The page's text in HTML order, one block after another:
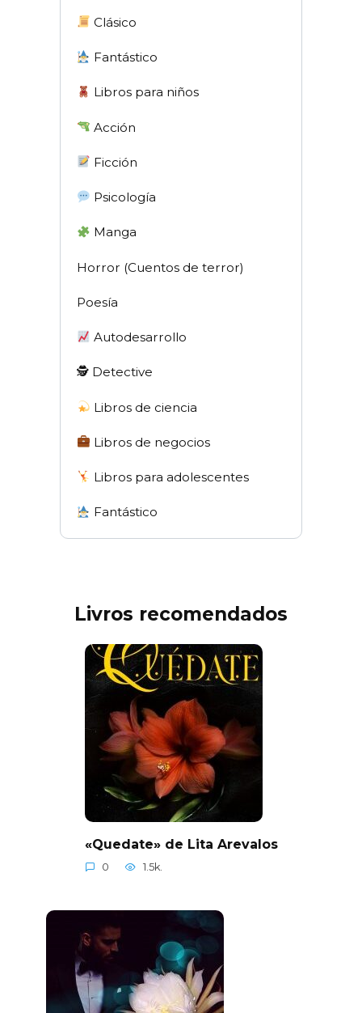
Clásico
Fantástico
Libros para niños
Acción
Ficción
Psicología
Manga
Horror (Cuentos de terror)
Poesía
Autodesarrollo
🕵 Detective
Libros de ciencia
Libros de negocios
Libros para adolescentes
Fantástico
Livros recomendados
«Quedate» de Lita Arevalos
0 1.5k.